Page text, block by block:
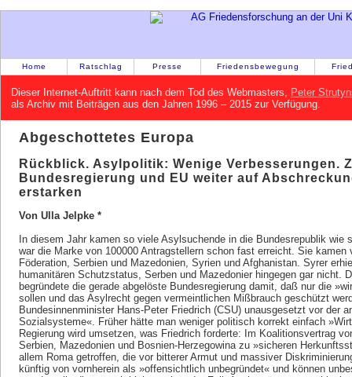
Home Ratschlag Presse Friedensbewegung
Dieser Internet-Auftritt kann nach dem Tod des Webmasters, Peter
als Archiv mit Beiträgen aus den Jahren 1996 – 2015 zur Verfügung.
Abgeschottetes Europa
Rückblick. Asylpolitik: Wenige Verbesserungen.
Bundesregierung und EU weiter auf
erstarken
Von Ulla Jelpke *
In diesem Jahr kamen so viele Asylsuchende in die Bundesrepublik wie
war die Marke von 100000 Antragstellern schon fast erreicht. Sie
Föderation, Serbien und Mazedonien, Syrien und Afghanistan. Syrer
humanitären Schutzstatus, Serben und Mazedonier hingegen gar nicht.
begründete die gerade abgelöste Bundesregierung damit, daß nur die
sollen und das Asylrecht gegen vermeintlichen Mißbrauch geschützt
Bundesinnenminister Hans-Peter Friedrich (CSU) unausgesetzt vor der
Sozialsysteme«. Früher hätte man weniger politisch korrekt einfach
Regierung wird umsetzen, was Friedrich forderte: Im Koalitionsvertrag
Serbien, Mazedonien und Bosnien-Herzegowina zu »sicheren
allem Roma getroffen, die vor bitterer Armut und massiver
künftig von vornherein als »offensichtlich unbegründet« und können